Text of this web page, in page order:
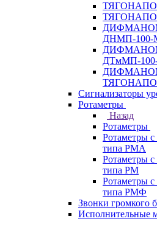
ДНМП-100-
ДТмМП-
Сигнализаторы
Ротаметры
Назад
Ротаметры
Ротаметры
типа РМА
Ротаметры
типа РМ
Ротаметры
типа РМФ
Звонки громкого